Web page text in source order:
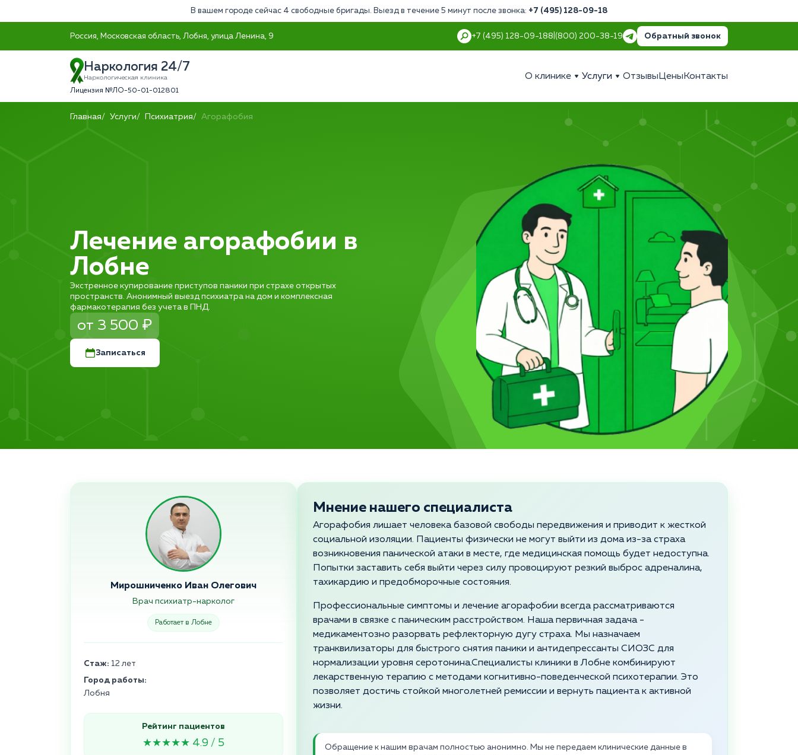
В вашем городе сейчас 4 свободные бригады. Выезд в течение 5 минут после звонка: +7 (495) 128-09-18
Россия, Московская область, Лобня, улица Ленина, 9 +7 (495) 128-09-188 (800) 200-38-19 Обратный звонок
Наркология 24/7
Наркологическая клиника
Лицензия №ЛО-50-01-012801
О клинике Услуги Отзывы Цены Контакты
Главная Услуги Психиатрия Агорафобия
Лечение агорафобии в
Лобне
Экстренное купирование приступов паники при страхе открытых
пространств. Анонимный выезд психиатра на дом и комплексная
фармакотерапия без учета в ПНД.
от 3 500 ₽
Записаться
Мирошниченко Иван Олегович
Врач психиатр-нарколог
Работает в Лобне
Стаж: 12 лет
Город работы:
Лобня
Рейтинг пациентов
★★★★★ 4.9 / 5
Мнение нашего специалиста
Агорафобия лишает человека базовой свободы передвижения и приводит к жесткой
социальной изоляции. Пациенты физически не могут выйти из дома из-за страха
возникновения панической атаки в месте, где медицинская помощь будет недоступна.
Попытки заставить себя выйти через силу провоцируют резкий выброс адреналина,
тахикардию и предобморочные состояния.
Профессиональные симптомы и лечение агорафобии всегда рассматриваются
врачами в связке с паническим расстройством. Наша первичная задача -
медикаментозно разорвать рефлекторную дугу страха. Мы назначаем
транквилизаторы для быстрого снятия паники и антидепрессанты СИОЗС для
нормализации уровня серотонина.Специалисты клиники в Лобне комбинируют
лекарственную терапию с методами когнитивно-поведенческой психотерапии. Это
позволяет достичь стойкой многолетней ремиссии и вернуть пациента к активной
жизни.
Обращение к нашим врачам полностью анонимно. Мы не передаем клинические данные в